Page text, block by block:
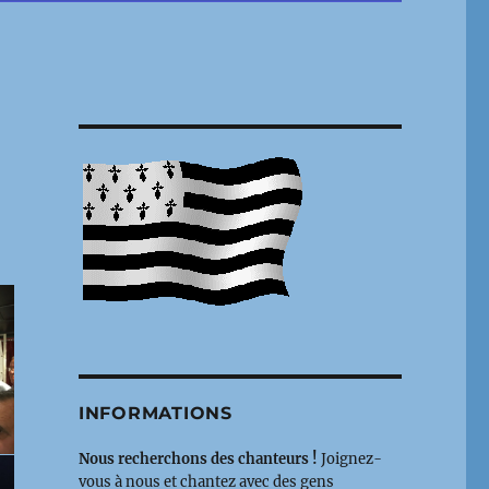
INFORMATIONS
Nous recherchons des chanteurs ! Joignez-
vous à nous et chantez avec des gens